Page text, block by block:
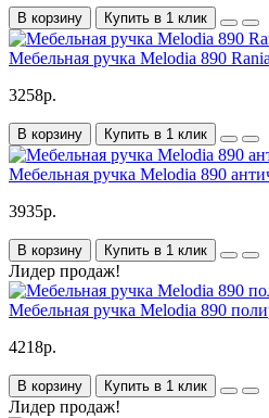
В корзину Купить в 1 клик
Мебельная ручка Melodia 890
3258р.
В корзину Купить в 1 клик
Мебельная ручка Melodia 890
3935р.
В корзину Купить в 1 клик
Лидер продаж!
Мебельная ручка Melodia 890
4218р.
В корзину Купить в 1 клик
Лидер продаж!